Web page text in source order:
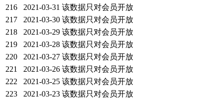
216
2021-03-31 该数据只对会员开放
217
2021-03-30 该数据只对会员开放
218
2021-03-29 该数据只对会员开放
219
2021-03-28 该数据只对会员开放
220
2021-03-27 该数据只对会员开放
221
2021-03-26 该数据只对会员开放
222
2021-03-25 该数据只对会员开放
223
2021-03-23 该数据只对会员开放